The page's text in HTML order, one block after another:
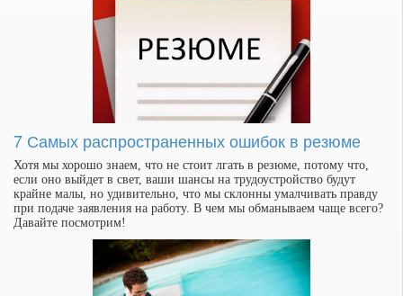
7 Самых распространенных ошибок в резюме
Хотя мы хорошо знаем, что не стоит лгать в резюме, потому что,
если оно выйдет в свет, ваши шансы на трудоустройство будут
крайне малы, но удивительно, что мы склонны умалчивать правду
при подаче заявления на работу. В чем мы обманываем чаще всего?
Давайте посмотрим!